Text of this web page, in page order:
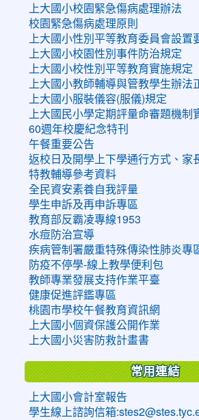
上大國小校園緊急傷病處理辦法
校園緊急傷病處理原則
上大國小性別平等教育委員會設置
上大國小校園性別事件防治規定
上大國小校性別平等教育實施規定
上大國小教師輔導與管教學生辦法
上大國小服裝儀容(服儀)規定
上大國民小學定期評量命審題機制
60週年校慶紀念特刊
午餐重要公告
返校日及開學上下學通行方式、家
特教輔導參考資料
全民資安素養自我評量
學生申訴及再申訴專區
教育部反霸凌專線1953
水痘防治宣導
疾病管制署嚴重特殊傳染性肺炎專
防疫不停學-線上教學便利包
教師專業發展支持作業平臺
健康促進評鑑專區
桃園市學校午餐教育資訊網
上大國小個資保護公開作業
上大國小災害防救計畫書
常用連結
上大國小會計室報告
學生線上諮詢信箱